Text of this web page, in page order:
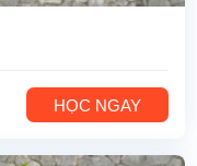
HỌC NGAY